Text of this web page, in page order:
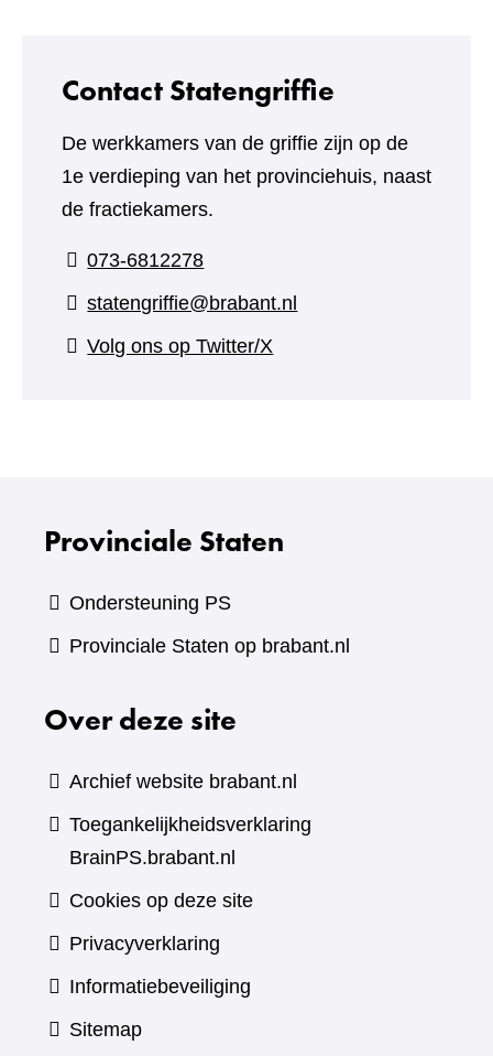
Contact Statengriffie
De werkkamers van de griffie zijn op de
1e verdieping van het provinciehuis, naast
de fractiekamers.
073-6812278
statengriffie@brabant.nl
Volg ons op Twitter/X
Provinciale Staten
Ondersteuning PS
Provinciale Staten op brabant.nl
Over deze site
Archief website brabant.nl
Toegankelijkheidsverklaring
BrainPS.brabant.nl
Cookies op deze site
Privacyverklaring
Informatiebeveiliging
Sitemap